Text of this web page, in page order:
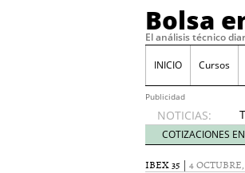
Bolsa
El análisis técnico
INICIO Cursos
Publicidad
NOTICIAS:
COTIZACIONES
IBEX 35 | 4